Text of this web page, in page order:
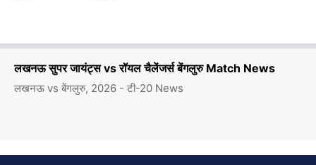
लखनऊ सुपर जायंट्स vs रॉयल चैलेंजर्स बेंगलुरु Match News
लखनऊ vs बेंगलुरु, 2026 - टी-20 News